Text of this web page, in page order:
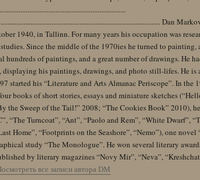
Dan
1940, in Tallinn. For many years his occupation was
Since the middle of the 1970ies he turned to painting,
hundreds of paintings, and a great number of drawings. He
his paintings, drawings, and photo still-lifes. He is
started his “Literature and Arts Almanac Periscope”. In the
books of short stories, essays and miniature sketches
the Sweep of the Tail!” 2008; “The Cookies Book” 2010),
“The Turncoat”, “Ant”, “Paolo and Rem”, “White Dwarf”,
Home”, “Footprints on the Seashore”, “Nemo”), one novel
study “The Monologue”. He won several literary
by literary magazines “Novy Mir”, “Neva”,
все записи автора DM